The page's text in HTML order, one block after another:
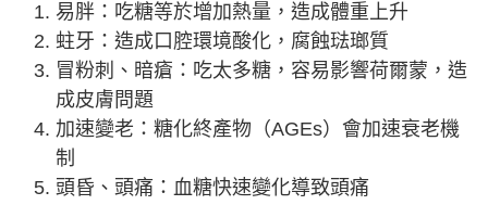
易胖：吃糖等於增加熱量，造成體重上升
蛀牙：造成口腔環境酸化，腐蝕琺瑯質
冒粉刺、暗瘡：吃太多糖，容易影響荷爾蒙，造
成皮膚問題
加速變老：糖化終產物（AGEs）會加速衰老機
制
頭昏、頭痛：血糖快速變化導致頭痛